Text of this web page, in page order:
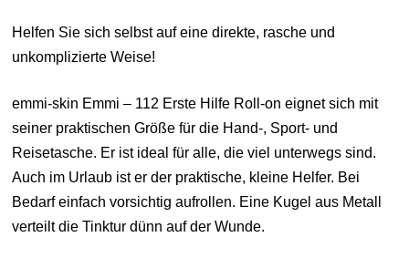
Helfen Sie sich selbst auf eine direkte, rasche und
unkomplizierte Weise!
emmi-skin Emmi – 112 Erste Hilfe Roll-on eignet sich mit
seiner praktischen Größe für die Hand-, Sport- und
Reisetasche. Er ist ideal für alle, die viel unterwegs sind.
Auch im Urlaub ist er der praktische, kleine Helfer. Bei
Bedarf einfach vorsichtig aufrollen. Eine Kugel aus Metall
verteilt die Tinktur dünn auf der Wunde.